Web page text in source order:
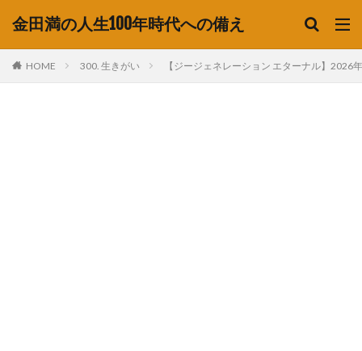
金田満の人生100年時代への備え
HOME 300. 生きがい 【ジージェネレーション エターナル】2026